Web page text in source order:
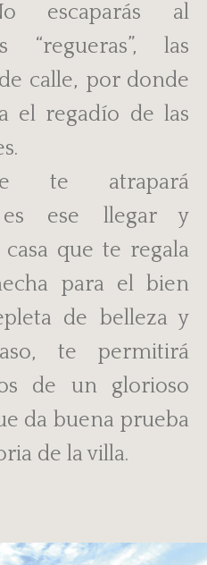
escaparás al
las
calle, por donde
el regadío de las
te atrapará
es ese llegar y
que te regala
para el bien
de belleza y
te permitirá
de un glorioso
da buena prueba
de la villa.